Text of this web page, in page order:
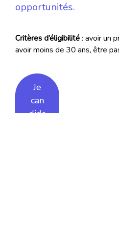
opportunités.
Critères d’éligibilité: avoir un
avoir moins de 30 ans, être
Je
can
dida